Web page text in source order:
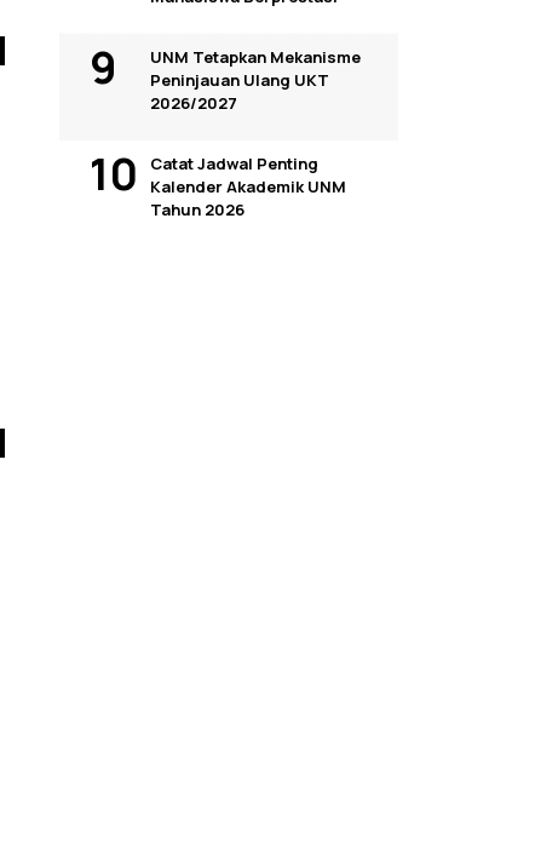
UNM Tetapkan Mekanisme
Peninjauan Ulang UKT
2026/2027
Catat Jadwal Penting
Kalender Akademik UNM
Tahun 2026